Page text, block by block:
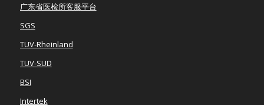
广东省医检所客服平台
SGS
TUV-Rheinland
TUV-SUD
BSI
Intertek